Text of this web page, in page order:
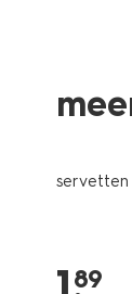
servetten
89